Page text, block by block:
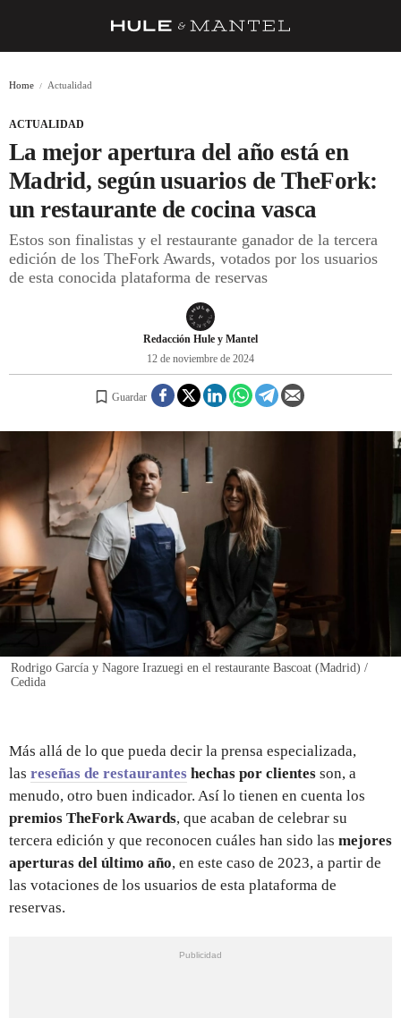
BARRAS Y ESTRELLAS
DÓNDE COMER
ÍDOLOS DE MESAS
CUADERNO DE VIAJE
REGISTRO
INICIAR SESIÓN
Home Actualidad
ACTUALIDAD
La mejor apertura del año está en
Madrid, según usuarios de TheFork:
un restaurante de cocina vasca
Estos son finalistas y el restaurante ganador de la tercera
edición de los TheFork Awards, votados por los usuarios
de esta conocida plataforma de reservas
Redacción Hule y Mantel
12 de noviembre de 2024
Guardar
Rodrigo García y Nagore Irazuegi en el restaurante Bascoat (Madrid) /
Cedida
Más allá de lo que pueda decir la prensa especializada,
las reseñas de restaurantes hechas por clientes son, a
menudo, otro buen indicador. Así lo tienen en cuenta los
premios TheFork Awards, que acaban de celebrar su
tercera edición y que reconocen cuáles han sido las mejores
aperturas del último año, en este caso de 2023, a partir de
las votaciones de los usuarios de esta plataforma de
reservas.